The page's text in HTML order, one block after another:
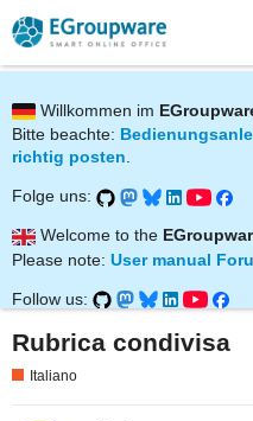
Willkommen im
Bitte beachte:
richtig posten.
Folge uns:
Welcome to the
Please note: User manual
Follow us:
Rubrica condivisa
Italiano